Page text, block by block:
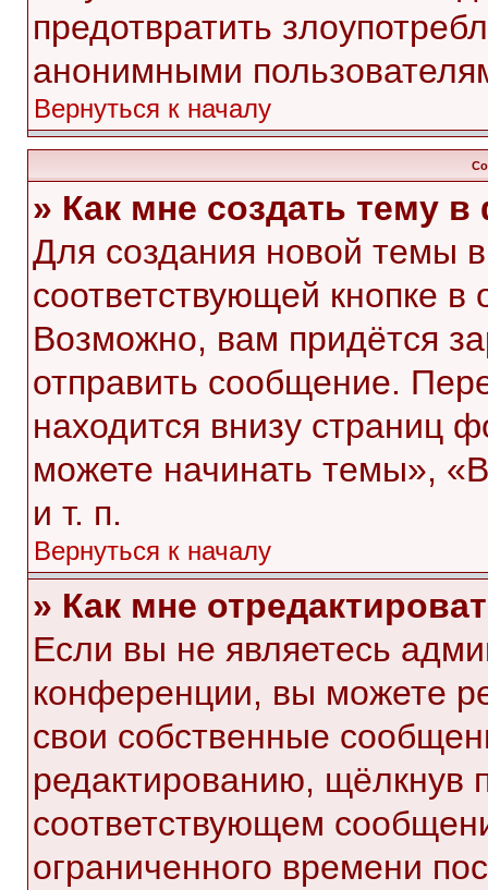
предотвратить
анонимными
Вернуться к началу
» Как мне создать тему
Для создания новой темы
соответствующей кнопке
Возможно, вам придётся
отправить сообщение.
находится внизу
можете начинать темы»,
и т. п.
Вернуться к началу
» Как мне
Если вы не являетесь
конференции, вы можете
свои собственные
редактированию, щёлкнув
соответствующем
ограниченного времени